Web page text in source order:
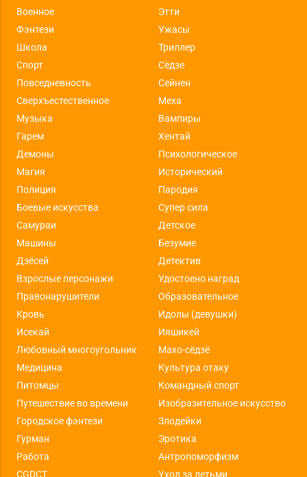
Военное
Этти
Фэнтези
Ужасы
Школа
Триллер
Спорт
Сёдзе
Повседневность
Сейнен
Сверхъестественное
Меха
Музыка
Вампиры
Гарем
Хентай
Демоны
Психологическое
Магия
Исторический
Полиция
Пародия
Боевые искусства
Супер сила
Самураи
Детское
Машины
Безумие
Дзёсей
Детектив
Взрослые персонажи
Удостоено наград
Правонарушители
Образовательное
Кровь
Идолы (девушки)
Исекай
Ияшикей
Любовный многоугольник
Махо-сёдзё
Медицина
Культура отаку
Питомцы
Командный спорт
Путешествие во времени
Изобразительное искусство
Городское фэнтези
Злодейки
Гурман
Эротика
Работа
Антропоморфизм
CGDCT
Уход за детьми